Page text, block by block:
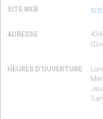
SITE WEB
ADRESSE
HEURES D'OUVERTURE